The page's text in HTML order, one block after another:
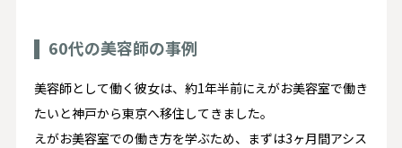
60代の美容師の事例
美容師として働く彼女は、約1年半前にえがお美容室で働き
たいと神戸から東京へ移住してきました。
えがお美容室での働き方を学ぶため、まずは3ヶ月間アシス